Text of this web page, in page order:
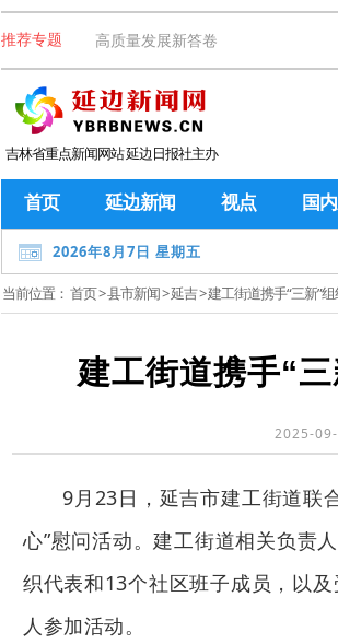
推荐专题 高质量发展新答卷
吉林省重点新闻网站 延边日报社主办
首页 延边新闻 视点 国
2026年8月7日 星期五
当前位置： 首页>县市新闻>延吉> 建工街道携手“三新”
建工街道携手“
2025-
9月23日，延吉市建工街道联
心”慰问活动。建工街道相关负责
织代表和13个社区班子成员，以
人参加活动。